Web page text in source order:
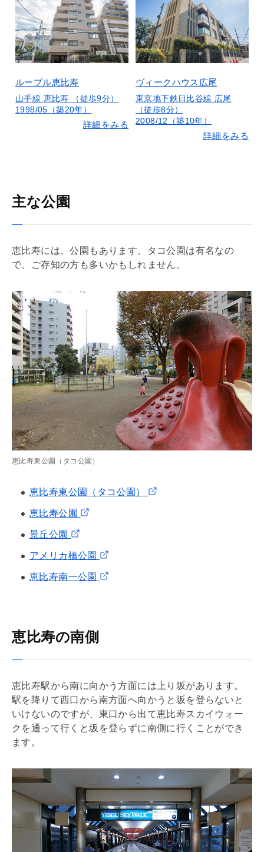
ルーブル恵比寿
山手線 恵比寿 （徒歩9分）
1998/05（築20年）
詳細をみる
ヴィークハウス広尾
東京地下鉄日比谷線 広尾
（徒歩8分）
2008/12（築10年）
詳細をみる
主な公園
恵比寿には、公園もあります。タコ公園は有名なの
で、ご存知の方も多いかもしれません。
恵比寿東公園（タコ公園）
恵比寿東公園（タコ公園）
恵比寿公園
景丘公園
アメリカ橋公園
恵比寿南一公園
恵比寿の南側
恵比寿駅から南に向かう方面には上り坂があります。
駅を降りて西口から南方面へ向かうと坂を登らないと
いけないのですが、東口から出て恵比寿スカイウォー
クを通って行くと坂を登らずに南側に行くことができ
ます。